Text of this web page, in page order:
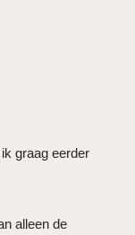
graag eerder
alleen de